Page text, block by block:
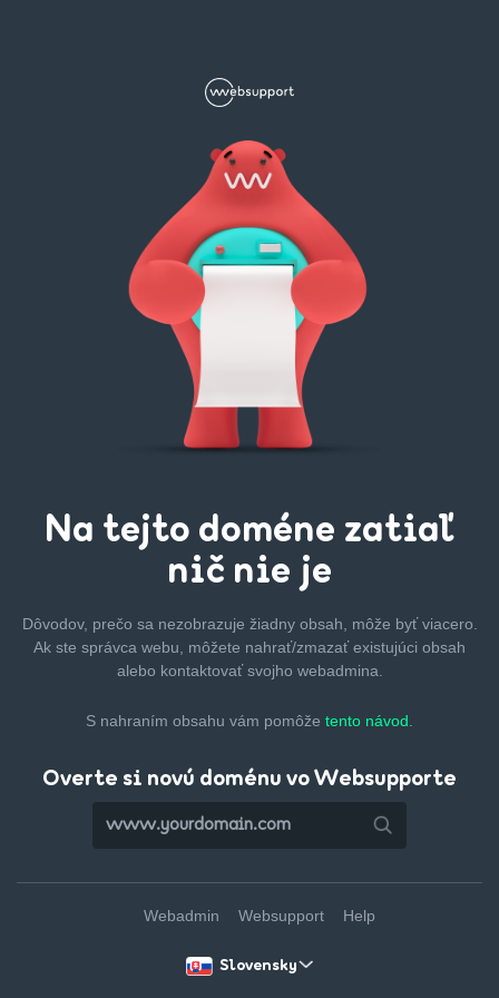
Na tejto doméne zatiaľ
nič nie je
Dôvodov, prečo sa nezobrazuje žiadny obsah, môže byťviacero.
Ak ste správca webu, môžete nahrať/zmazaťexistujúci obsah
alebo kontaktovať svojho webadmina.
S nahraním obsahu vám pomôže tento návod.
Overte si novú doménu vo Websupporte
Slovensky
Webadmin Websupport Help